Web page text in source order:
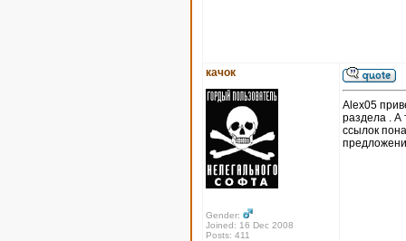
качок
Gender:
Joined: 16 Dec 2008
Posts: 411
Alex05
раздела . А
ссылок